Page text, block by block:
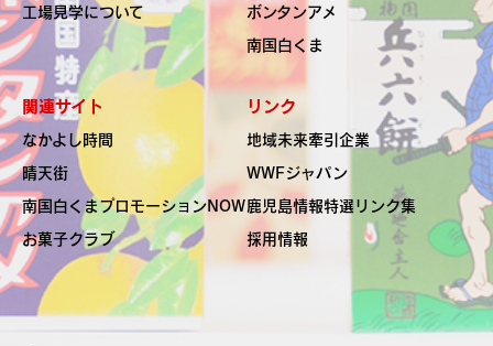
工場見学について
ボンタンアメ
南国白くま
関連サイト
なかよし時間
晴天街
南国白くまプロモーションNOW
お菓子クラブ
リンク
地域未来牽引企業
WWFジャパン
鹿児島情報特選リンク集
採用情報